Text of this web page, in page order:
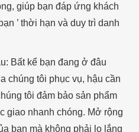
giúp bạn đáp ứng khách
’ thời hạn và duy trì danh
Bất kể bạn đang ở đâu
chúng tôi phục vụ, hậu cần
tôi đảm bảo sản phẩm
giao nhanh chóng. Mở rộng
bạn mà không phải lo lắng